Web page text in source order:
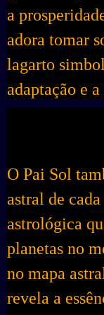
a
adora tomar
lagarto
adaptação e
O Pai Sol
astral de
astrológica
planetas no
no mapa
revela a